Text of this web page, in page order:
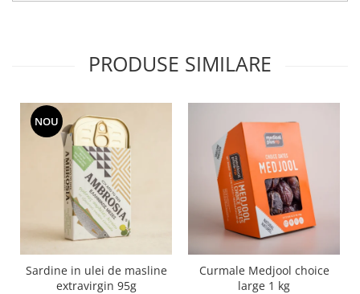
PRODUSE SIMILARE
NOU
Sardine in ulei de masline
extravirgin 95g
Curmale Medjool choice
large 1 kg